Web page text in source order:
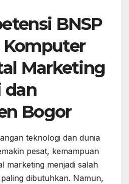
BNSP
Marketing
dan
Bogor
teknologi dan dunia
pesat, kemampuan
marketing menjadi salah
dibutuhkan. Namun,